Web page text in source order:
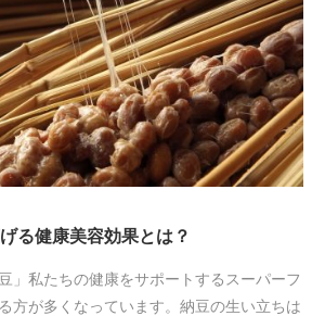
る健康美容効果とは？
」私たちの健康をサポートするスーパーフ
方が多くなっています。納豆の生い立ちは